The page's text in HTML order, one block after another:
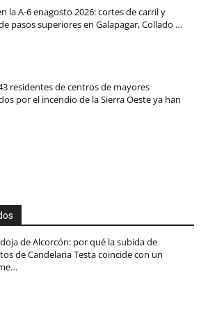
la A-6 enagosto 2026: cortes de carril y
pasos superiores en Galapagar, Collado …
residentes de centros de mayores
por el incendio de la Sierra Oeste ya han
de Alcorcón: por qué la subida de
de Candelaria Testa coincide con un